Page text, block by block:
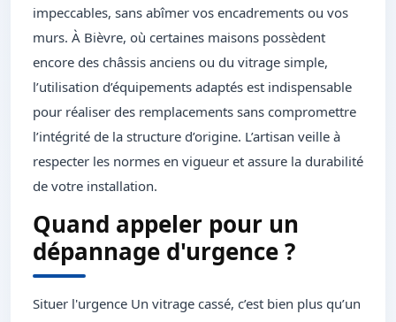
impeccables, sans abîmer vos encadrements ou vos
murs. À Bièvre, où certaines maisons possèdent
encore des châssis anciens ou du vitrage simple,
l’utilisation d’équipements adaptés est indispensable
pour réaliser des remplacements sans compromettre
l’intégrité de la structure d’origine. L’artisan veille à
respecter les normes en vigueur et assure la durabilité
de votre installation.
Quand appeler pour un
dépannage d'urgence ?
Situer l'urgence Un vitrage cassé, c’est bien plus qu’un